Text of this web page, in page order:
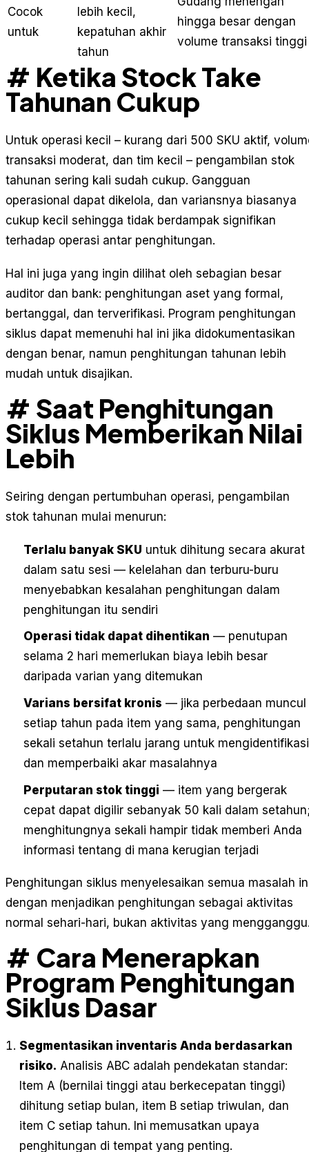
Cocok
untuk
lebih kecil,
kepatuhan akhir
tahun
hingga besar dengan
volume transaksi tinggi
# Ketika Stock Take
Tahunan Cukup
Untuk operasi kecil – kurang dari 500 SKU aktif,
transaksi moderat, dan tim kecil – pengambilan stok
tahunan sering kali sudah cukup. Gangguan
operasional dapat dikelola, dan variansnya biasanya
cukup kecil sehingga tidak berdampak signifikan
terhadap operasi antar penghitungan.
Hal ini juga yang ingin dilihat oleh sebagian besar
auditor dan bank: penghitungan aset yang formal,
bertanggal, dan terverifikasi. Program penghitungan
siklus dapat memenuhi hal ini jika didokumentasikan
dengan benar, namun penghitungan tahunan lebih
mudah untuk disajikan.
# Saat Penghitungan
Siklus Memberikan Nilai
Lebih
Seiring dengan pertumbuhan operasi, pengambilan
stok tahunan mulai menurun:
Terlalu banyak SKU untuk dihitung secara akurat
dalam satu sesi — kelelahan dan terburu-buru
menyebabkan kesalahan penghitungan dalam
penghitungan itu sendiri
Operasi tidak dapat dihentikan — penutupan
selama 2 hari memerlukan biaya lebih besar
daripada varian yang ditemukan
Varians bersifat kronis — jika perbedaan muncul
setiap tahun pada item yang sama, penghitungan
sekali setahun terlalu jarang untuk mengidentifikasi
dan memperbaiki akar masalahnya
Perputaran stok tinggi — item yang bergerak
cepat dapat digilir sebanyak 50 kali dalam
menghitungnya sekali hampir tidak memberi Anda
informasi tentang di mana kerugian terjadi
Penghitungan siklus menyelesaikan semua masalah
dengan menjadikan penghitungan sebagai aktivitas
normal sehari-hari, bukan aktivitas yang
# Cara Menerapkan
Program Penghitungan
Siklus Dasar
Segmentasikan inventaris Anda berdasarkan
risiko. Analisis ABC adalah pendekatan standar:
Item A (bernilai tinggi atau berkecepatan tinggi)
dihitung setiap bulan, item B setiap triwulan, dan
item C setiap tahun. Ini memusatkan upaya
penghitungan di tempat yang penting.